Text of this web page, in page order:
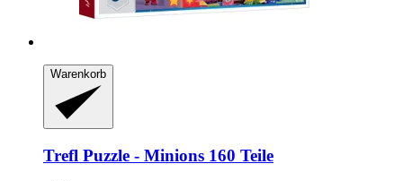
Warenkorb
Trefl Puzzle -​ Minions 160 Teile